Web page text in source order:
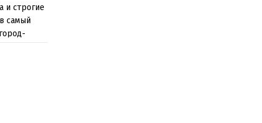
и строгие
самый
Но